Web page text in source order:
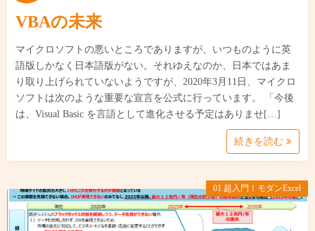
VBAの未来
マイクロソフトの悪いところでありますが、いつものように英
語版しかなく日本語版がない。それゆえなのか、日本ではあま
り取り上げられていないようですが、2020年3月11日、マイクロ
ソフトは次のような重要な宣言を公式に行っています。 「今後
は、Visual Basic を言語として進化させる予定はありませ[…]
続きを読む
01.超入門！モダンExcel